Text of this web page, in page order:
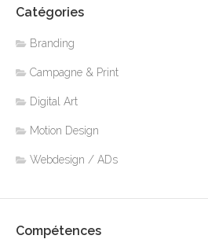
Catégories
Branding
Campagne & Print
Digital Art
Motion Design
Webdesign / ADs
Compétences